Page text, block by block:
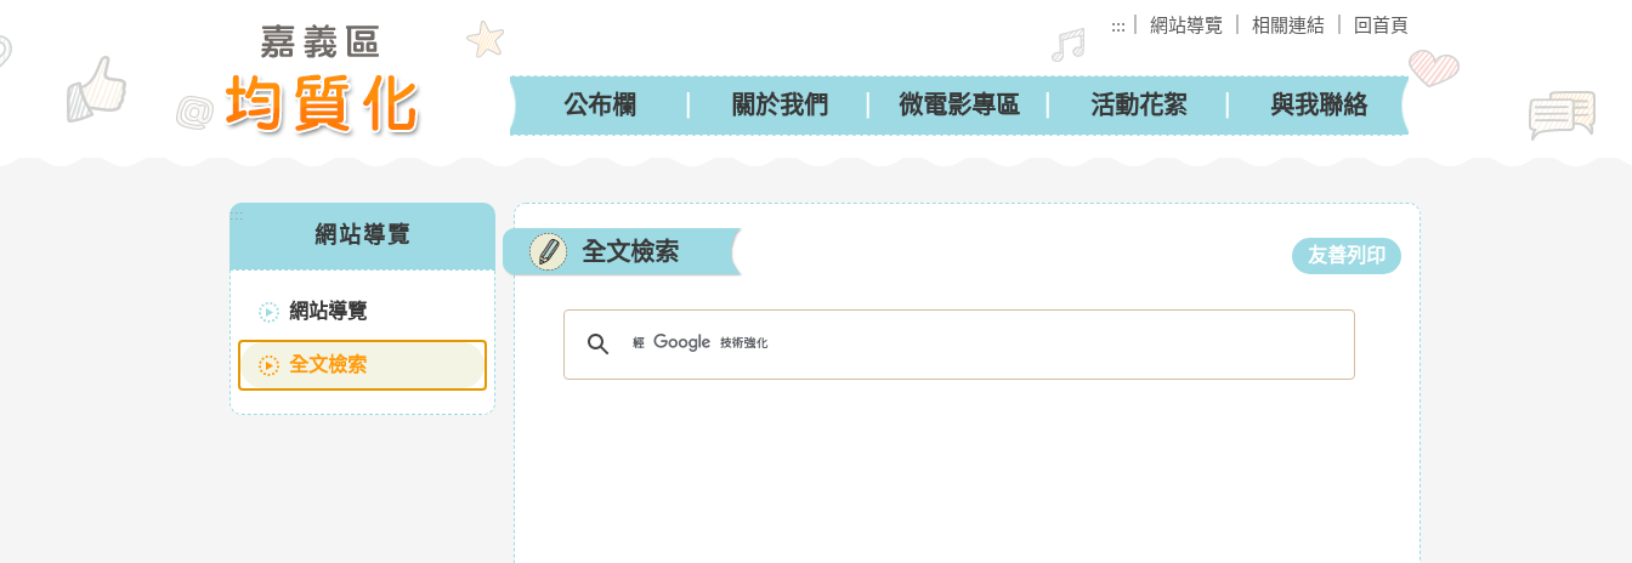
::: 網站導覽 相關連結 回首頁
公布欄 關於我們 微電影專區 活動花絮 與我聯絡
:::
網站導覽
網站導覽
全文檢索
全文檢索 友善列印